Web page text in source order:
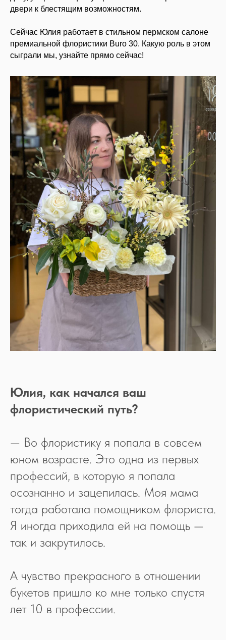
двери к блестящим возможностям.
Сейчас Юлия работает в стильном пермском салоне
премиальной флористики Buro 30. Какую роль в этом
сыграли мы, узнайте прямо сейчас!
Юлия, как начался ваш
флористический путь?
— Во флористику я попала в совсем
юном возрасте. Это одна из первых
профессий, в которую я попала
осознанно и зацепилась. Моя мама
тогда работала помощником флориста.
Я иногда приходила ей на помощь —
так и закрутилось.
А чувство прекрасного в отношении
букетов пришло ко мне только спустя
лет 10 в профессии.